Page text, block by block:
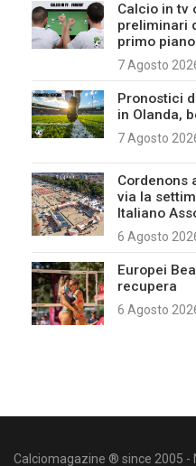
Calcio in tv
preliminari
primo piano
7 Agosto
Pronostici
in Olanda,
7 Agosto
Cordenons
via la
Italiano
6 Agosto
Europei
recupera
6 Agosto
Calciomagazine ® since 2005 -